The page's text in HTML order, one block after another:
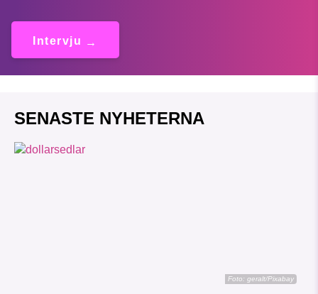
Intervju
SENASTE NYHETERNA
Foto: geralt/Pixabay